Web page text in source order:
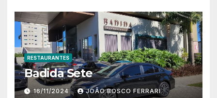
RESTAURANTES
Badida Sete
16/11/2024 JOÃO BOSCO FERRARI